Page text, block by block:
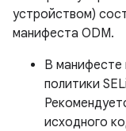
устройством)
манифеста ODM.
В манифесте
политики
исходного